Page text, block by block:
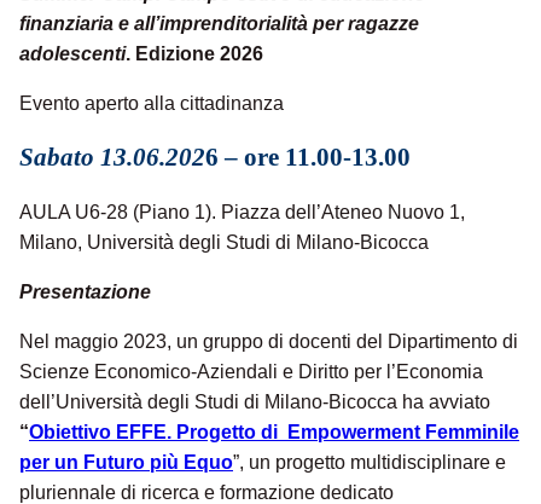
finanziaria e all’imprenditorialità per ragazze
adolescenti. Edizione 2026
Evento aperto alla cittadinanza
Sabato 13.06.2026 – ore 11.00-13.00
AULA U6-28 (Piano 1). Piazza dell’Ateneo Nuovo 1,
Milano, Università degli Studi di Milano-Bicocca
Presentazione
Nel maggio 2023, un gruppo di docenti del Dipartimento di
Scienze Economico-Aziendali e Diritto per l’Economia
dell’Università degli Studi di Milano-Bicocca ha avviato
“Obiettivo EFFE. Progetto di Empowerment Femminile
per un Futuro più Equo”, un progetto multidisciplinare e
pluriennale di ricerca e formazione dedicato